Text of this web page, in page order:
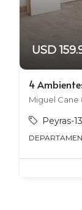
USD
4
Miguel Cane
Peyras-